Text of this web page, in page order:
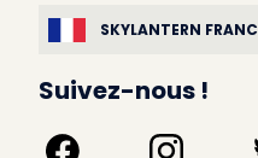
SKYLANTERN
Suivez-nous !